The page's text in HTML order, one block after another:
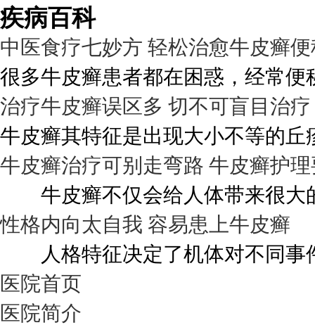
疾病百科
中医食疗七妙方 轻松治愈牛皮癣
很多牛皮癣患者都在困惑，经常便
治疗牛皮癣误区多 切不可盲目治疗
牛皮癣其特征是出现大小不等的丘
牛皮癣治疗可别走弯路 牛皮癣护
牛皮癣不仅会给人体带来很大
性格内向太自我 容易患上牛皮癣
人格特征决定了机体对不同事
医院首页
医院简介